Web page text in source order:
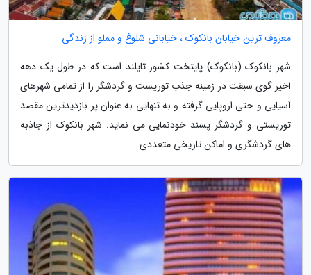
معروف ترین خیابان بانکوک ، خیابانی شلوغ و مملو از زندگی
شهر بانکوک (بانکوک) پایتخت کشور تایلند است که در طول یک دهه
اخیر گوی سبقت در زمینه جذب توریست و گردشگر را از تمامی شهرهای
آسیایی و حتی اروپایی گرفته و به تنهایی به عنوان پر بازدیدترین مقصد
توریستی و گردشگر پسند خودنمایی می نماید. شهر بانکوک از جاذبه
های گردشگری و اماکن تاریخی متعددی...